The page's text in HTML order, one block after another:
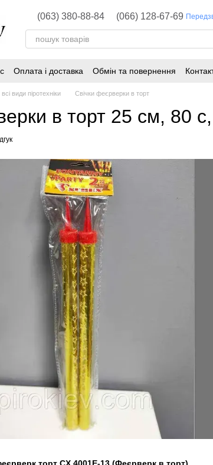
(063) 380-88-84 (066) 128-67-69
Оплата і доставка Обмін та повернення
всі види піротехніки Свічки феєрверки в торт
в торт 25 см, 80